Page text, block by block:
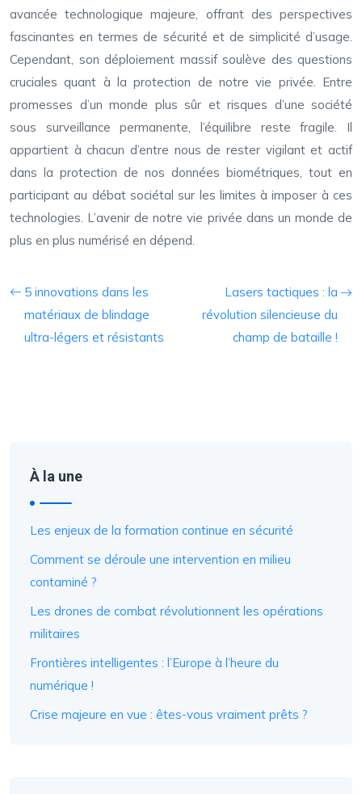
avancée technologique majeure, offrant des perspectives
fascinantes en termes de sécurité et de simplicité d’usage.
Cependant, son déploiement massif soulève des questions
cruciales quant à la protection de notre vie privée. Entre
promesses d’un monde plus sûr et risques d’une société
sous surveillance permanente, l’équilibre reste fragile. Il
appartient à chacun d’entre nous de rester vigilant et actif
dans la protection de nos données biométriques, tout en
participant au débat sociétal sur les limites à imposer à ces
technologies. L’avenir de notre vie privée dans un monde de
plus en plus numérisé en dépend.
5 innovations dans les
matériaux de blindage
ultra-légers et résistants
Lasers tactiques : la
révolution silencieuse du
champ de bataille !
À la une
Les enjeux de la formation continue en sécurité
Comment se déroule une intervention en milieu
contaminé ?
Les drones de combat révolutionnent les opérations
militaires
Frontières intelligentes : l’Europe à l’heure du
numérique !
Crise majeure en vue : êtes-vous vraiment prêts ?